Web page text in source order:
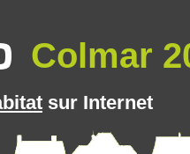
Colmar
sur Internet